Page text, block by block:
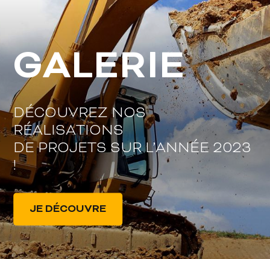
GALERIE
DÉCOUVREZ NOS
RÉALISATIONS
DE PROJETS SUR L’ANNÉE 2023
!
JE DÉCOUVRE